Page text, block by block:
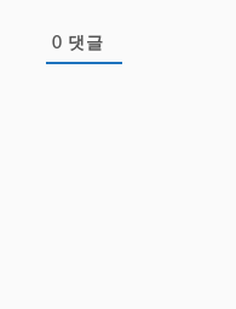
0 댓글